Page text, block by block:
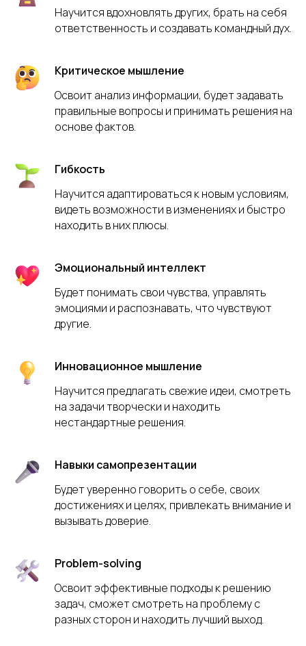
Научится вдохновлять других, брать на себя
ответственность и создавать командный дух.
Критическое мышление
Освоит анализ информации, будет задавать
правильные вопросы и принимать решения на
основе фактов.
Гибкость
Научится адаптироваться к новым условиям,
видеть возможности в изменениях и быстро
находить в них плюсы.
Эмоциональный интеллект
Будет понимать свои чувства, управлять
эмоциями и распознавать, что чувствуют
другие.
Инновационное мышление
Научится предлагать свежие идеи, смотреть
на задачи творчески и находить
нестандартные решения.
Навыки самопрезентации
Будет уверенно говорить о себе, своих
достижениях и целях, привлекать внимание и
вызывать доверие.
Problem-solving
Освоит эффективные подходы к решению
задач, сможет смотреть на проблему с
разных сторон и находить лучший выход.